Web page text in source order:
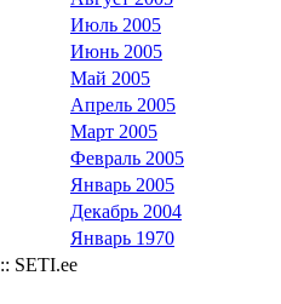
Июль 2005
Июнь 2005
Май 2005
Апрель 2005
Март 2005
Февраль 2005
Январь 2005
Декабрь 2004
Январь 1970
:: SETI.ee